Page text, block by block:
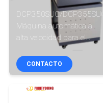
LA
FÁBRICA
CONTROL
DE
CALIDAD
DCP350SUC/DCP355SUC
Máquina automática a
alta velocidad para el
pliegue de papel de alta
productividad de línea de
puntos sólidos para
hojas A4 220V/110V
CONTACTO